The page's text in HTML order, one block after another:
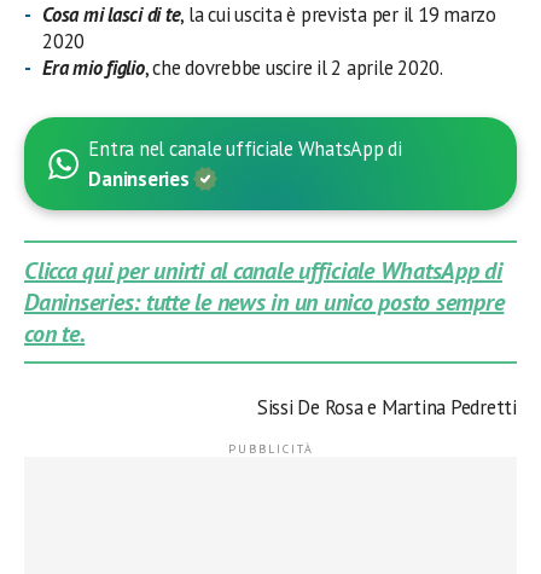
Cosa mi lasci di te, la cui uscita è prevista per il 19 marzo
2020
Era mio figlio, che dovrebbe uscire il 2 aprile 2020.
Entra nel canale ufficiale WhatsApp di
Daninseries
Clicca qui per unirti al canale ufficiale WhatsApp di
Daninseries: tutte le news in un unico posto sempre
con te.
Sissi De Rosa e Martina Pedretti